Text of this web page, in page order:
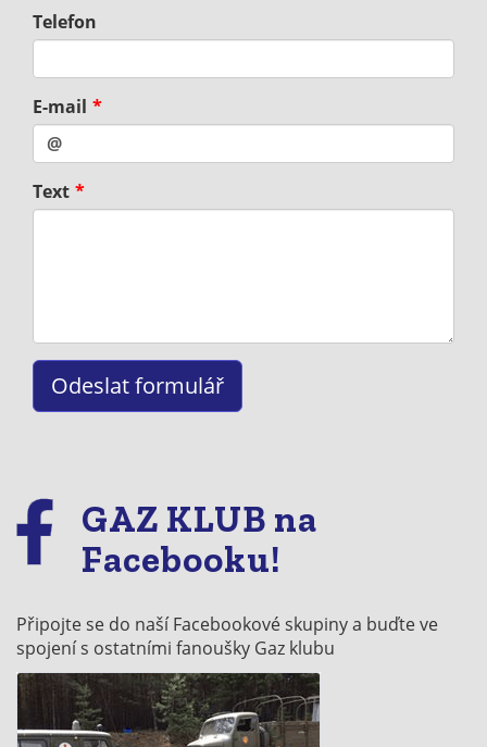
Telefon
E-mail
Text
GAZ KLUB na
Facebooku!
Připojte se do naší Facebookové skupiny a buďte ve
spojení s ostatními fanoušky Gaz klubu